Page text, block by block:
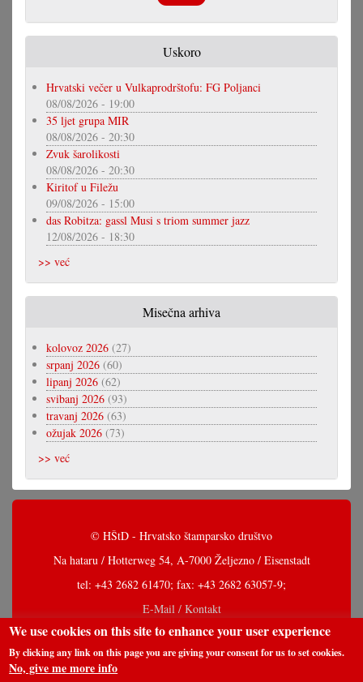
Uskoro
Hrvatski večer u Vulkaprodrštofu: FG Poljanci
08/08/2026 - 19:00
35 ljet grupa MIR
08/08/2026 - 20:30
Zvuk šarolikosti
08/08/2026 - 20:30
Kiritof u Filežu
09/08/2026 - 15:00
das Robitza: gassl Musi s triom summer jazz
12/08/2026 - 18:30
>> već
Misečna arhiva
kolovoz 2026 (27)
srpanj 2026 (60)
lipanj 2026 (62)
svibanj 2026 (93)
travanj 2026 (63)
ožujak 2026 (73)
>> već
© HŠtD - Hrvatsko štamparsko društvo
Na hataru / Hotterweg 54, A-7000 Željezno / Eisenstadt
tel: +43 2682 61470; fax: +43 2682 63057-9;
E-Mail / Kontakt
We use cookies on this site to enhance your user experience
By clicking any link on this page you are giving your consent for us to set cookies.
No, give me more info